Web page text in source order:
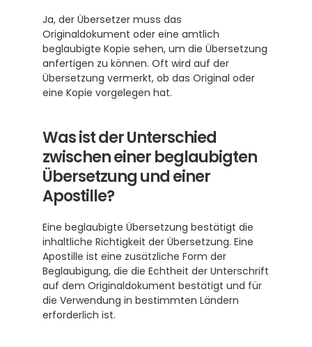
Ja, der Übersetzer muss das
Originaldokument oder eine amtlich
beglaubigte Kopie sehen, um die Übersetzung
anfertigen zu können. Oft wird auf der
Übersetzung vermerkt, ob das Original oder
eine Kopie vorgelegen hat.
Was ist der Unterschied
zwischen einer beglaubigten
Übersetzung und einer
Apostille?
Eine beglaubigte Übersetzung bestätigt die
inhaltliche Richtigkeit der Übersetzung. Eine
Apostille ist eine zusätzliche Form der
Beglaubigung, die die Echtheit der Unterschrift
auf dem Originaldokument bestätigt und für
die Verwendung in bestimmten Ländern
erforderlich ist.